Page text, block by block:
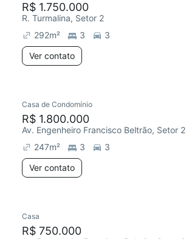
R$ 1.750.000
R. Turmalina, Setor 2
292m² 3
3
Ver contato
Casa de Condomínio
R$ 1.800.000
Av. Engenheiro Francisco Beltrão, Setor 2
247m² 3
3
Ver contato
Casa
R$ 750.000